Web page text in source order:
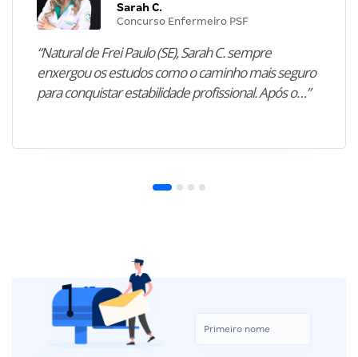
Sarah C.
Concurso Enfermeiro PSF
“Natural de Frei Paulo (SE), Sarah C. sempre
enxergou os estudos como o caminho mais seguro
para conquistar estabilidade profissional. Após o…”